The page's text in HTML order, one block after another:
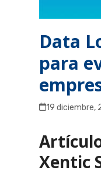
Data
para
19 diciembre,
Xentic